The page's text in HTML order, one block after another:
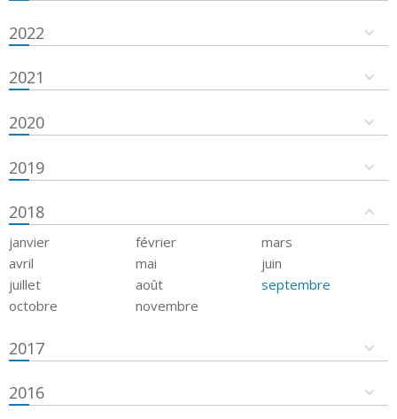
2022
2021
2020
2019
2018
janvier février
mars
avril
mai
juin
juillet
août
septembre
octobre
novembre
2017
2016